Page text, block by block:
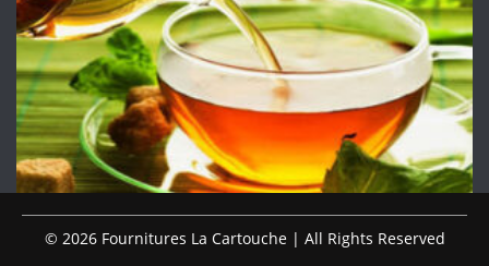
© 2026 Fournitures La Cartouche | All Rights Reserved